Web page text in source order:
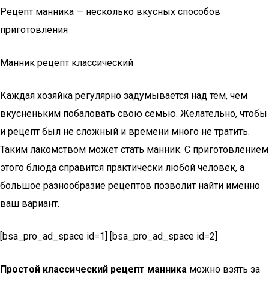
Рецепт манника — несколько вкусных способов
приготовления
Манник рецепт классический
Каждая хозяйка регулярно задумывается над тем, чем
вкусненьким побаловать свою семью. Желательно, чтобы
и рецепт был не сложный и времени много не тратить.
Таким лакомством может стать манник. С приготовлением
этого блюда справится практически любой человек, а
большое разнообразие рецептов позволит найти именно
ваш вариант.
[bsa_pro_ad_space id=1] [bsa_pro_ad_space id=2]
Простой классический рецепт манника можно взять за